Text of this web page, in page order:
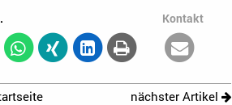
Kontakt
nächster Artikel